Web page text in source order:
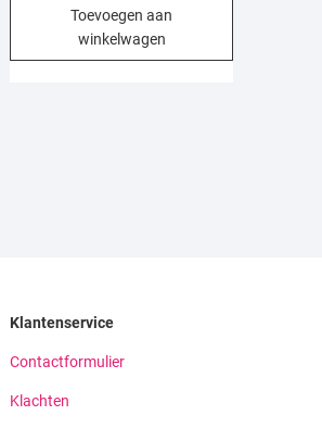
Toevoegen aan
winkelwagen
Klantenservice
Contactformulier
Klachten